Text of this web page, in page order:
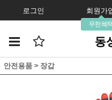
로그인 회원가
무한혜
동
안전용품 > 장갑